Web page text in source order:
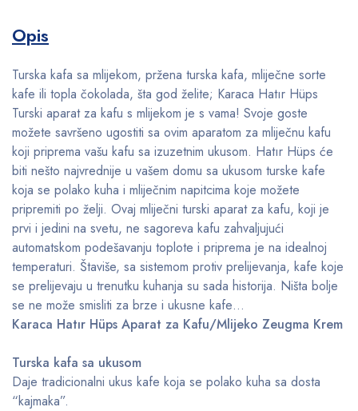
Opis
Turska kafa sa mlijekom, pržena turska kafa, mliječne sorte
kafe ili topla čokolada, šta god želite; Karaca Hatır Hüps
Turski aparat za kafu s mlijekom je s vama! Svoje goste
možete savršeno ugostiti sa ovim aparatom za mliječnu kafu
koji priprema vašu kafu sa izuzetnim ukusom. Hatır Hüps će
biti nešto najvrednije u vašem domu sa ukusom turske kafe
koja se polako kuha i mliječnim napitcima koje možete
pripremiti po želji. Ovaj mliječni turski aparat za kafu, koji je
prvi i jedini na svetu, ne sagoreva kafu zahvaljujući
automatskom podešavanju toplote i priprema je na idealnoj
temperaturi. Štaviše, sa sistemom protiv prelijevanja, kafe koje
se prelijevaju u trenutku kuhanja su sada historija. Ništa bolje
se ne može smisliti za brze i ukusne kafe…
Karaca Hatır Hüps Aparat za Kafu/Mlijeko Zeugma Krem
Turska kafa sa ukusom
Daje tradicionalni ukus kafe koja se polako kuha sa dosta
“kajmaka”.